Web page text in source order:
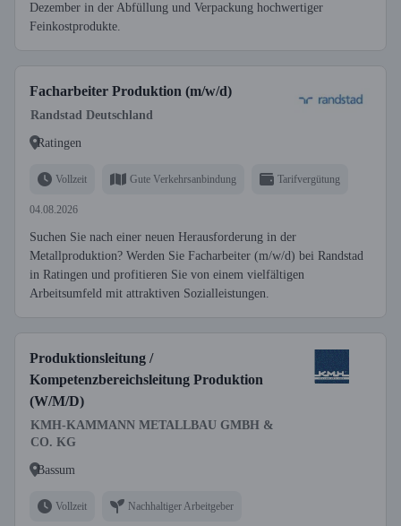
Dezember in der Abfüllung und Verpackung hochwertiger
Feinkostprodukte.
Facharbeiter Produktion (m/w/d)
Randstad Deutschland
Ratingen
Vollzeit Gute Verkehrsanbindung Tarifvergütung
04.08.2026
Suchen Sie nach einer neuen Herausforderung in der
Metallproduktion? Werden Sie Facharbeiter (m/w/d) bei Randstad
in Ratingen und profitieren Sie von einem vielfältigen
Arbeitsumfeld mit attraktiven Sozialleistungen.
Produktionsleitung /
Kompetenzbereichsleitung Produktion
(W/M/D)
KMH-KAMMANN METALLBAU GMBH &
CO. KG
Bassum
Vollzeit Nachhaltiger Arbeitgeber